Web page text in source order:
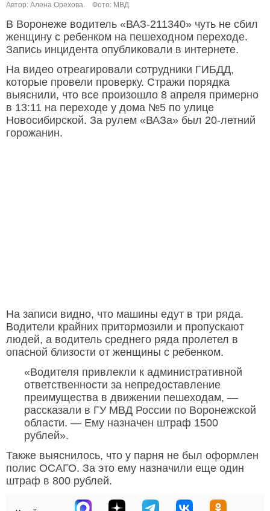
Автор: Алена Орехова.
Фото: МВД.
В Воронеже водитель «ВАЗ-211340» чуть не сбил
женщину с ребенком на пешеходном переходе.
Запись инцидента опубликовали в интернете.
На видео отреагировали сотрудники ГИБДД,
которые провели проверку. Стражи порядка
выяснили, что все произошло 8 апреля примерно
в 13:11 на переходе у дома №5 по улице
Новосибирской. За рулем «ВАЗа» был 20-летний
горожанин.
На записи видно, что машины едут в три ряда.
Водители крайних притормозили и пропускают
людей, а водитель среднего ряда пролетел в
опасной близости от женщины с ребенком.
«Водителя привлекли к административной
ответственности за непредоставление
преимущества в движении пешеходам, —
рассказали в ГУ МВД России по Воронежской
области. — Ему назначен штраф 1500
рублей».
Также выяснилось, что у парня не был оформлен
полис ОСАГО. За это ему назначили еще один
штраф в 800 рублей.